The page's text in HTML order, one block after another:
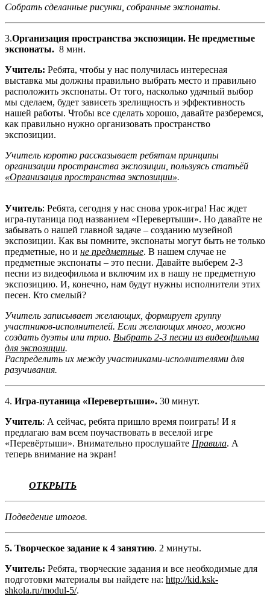
Собрать сделанные рисунки, собранные экспонаты.
3.Организация пространства экспозиции. Не предметные
экспонаты. 8 мин.
Учитель: Ребята, чтобы у нас получилась интересная
выставка мы должны правильно выбрать место и правильно
расположить экспонаты. От того, насколько удачный выбор
мы сделаем, будет зависеть зрелищность и эффективность
нашей работы. Чтобы все сделать хорошо, давайте разберемся,
как правильно нужно организовать пространство
экспозиции.
Учитель коротко рассказывает ребятам принципы
организации пространства экспозиции, пользуясь статьёй
«Организация пространства экспозиции».
Учитель: Ребята, сегодня у нас снова урок-игра! Нас ждет
игра-путаница под названием «Перевертыши». Но давайте не
забывать о нашей главной задаче – созданию музейной
экспозиции. Как вы помните, экспонаты могут быть не только
предметные, но и не предметные. В нашем случае не
предметные экспонаты – это песни. Давайте выберем 2-3
песни из видеофильма и включим их в нашу не предметную
экспозицию. И, конечно, нам будут нужны исполнители этих
песен. Кто смелый?
Учитель записывает желающих, формирует группу
участников-исполнителей. Если желающих много, можно
создать дуэты или трио. Выбрать 2-3 песни из видеофильма
для экспозиции.
Распределить их между участниками-исполнителями для
разучивания.
4. Игра-путаница «Перевертыши». 30 минут.
Учитель: А сейчас, ребята пришло время поиграть! И я
предлагаю вам всем поучаствовать в веселой игре
«Перевёртыши». Внимательно прослушайте Правила. А
теперь внимание на экран!
ОТКРЫТЬ
Подведение итогов.
5. Творческое задание к 4 занятию. 2 минуты.
Учитель: Ребята, творческие задания и все необходимые для
подготовки материалы вы найдете на: http://kid.ksk-
shkola.ru/modul-5/.